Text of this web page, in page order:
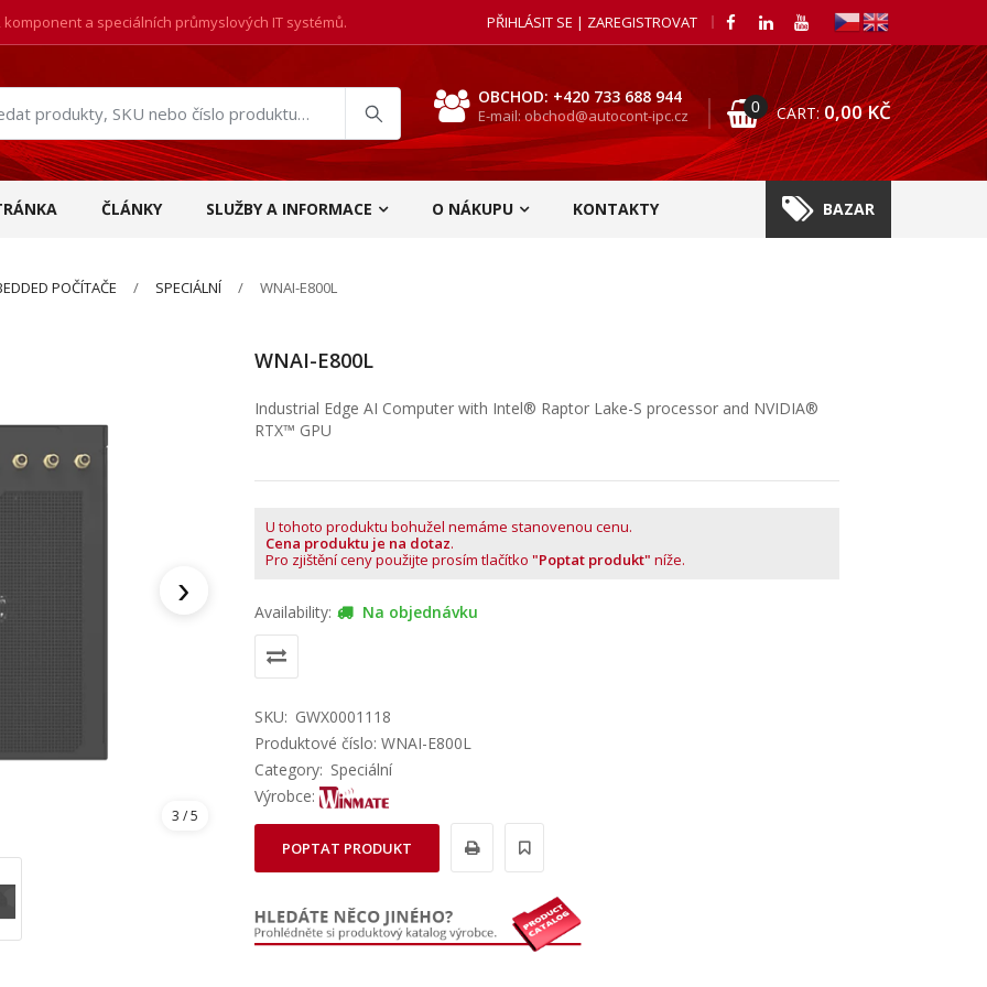
a speciálních průmyslových IT systémů. PŘIHLÁSIT SE | ZAREGISTROVAT
OBCHOD: +420 733 688 944
E-mail: obchod@autocont-ipc.cz 0 CART: 0,00KČ
ČLÁNKY SLUŽBY A INFORMACE O NÁKUPU KONTAKTY BAZAR
POČÍTAČE SPECIÁLNÍ WNAI-E800L
›
3 / 5
WNAI-E800L
Industrial Edge AI Computer with Intel® Raptor Lake-S processor and NVIDIA®
RTX™ GPU
U tohoto produktu bohužel nemáme stanovenou cenu.
Cena produktu je na dotaz.
Pro zjištění ceny použijte prosím tlačítko "Poptat produkt" níže.
Availability: Na objednávku
SKU: GWX0001118
Produktové číslo: WNAI-E800L
Category: Speciální
Výrobce:
POPTAT PRODUKT